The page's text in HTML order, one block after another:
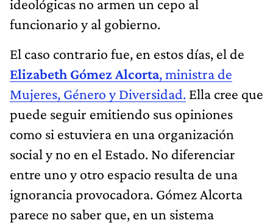
ideológicas no armen un cepo al
funcionario y al gobierno.
El caso contrario fue, en estos días, el de
Elizabeth Gómez Alcorta, ministra de
Mujeres, Género y Diversidad. Ella cree que
puede seguir emitiendo sus opiniones
como si estuviera en una organización
social y no en el Estado. No diferenciar
entre uno y otro espacio resulta de una
ignorancia provocadora. Gómez Alcorta
parece no saber que, en un sistema